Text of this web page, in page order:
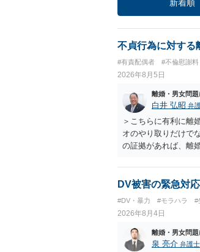
新着順
不貞行為に対する
#有責配偶者 #不倫慰謝料
2026年8月5日
離婚・男女問
白井 弘昭 弁
＞こちらに有利に離
オのやり取りだけで
の証拠があれば、離
がありますので、ご
DV被害の緊急対
#DV・暴力 #モラハラ #
2026年8月4日
離婚・男女問
泉 亮介 弁護士